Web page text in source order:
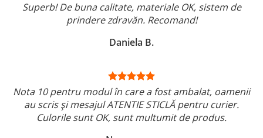
Superb! De buna calitate, materiale OK, sistem de
prindere zdravăn. Recomand!
Daniela B.
Nota 10 pentru modul în care a fost ambalat, oamenii
au scris și mesajul ATENTIE STICLĂ pentru curier.
Culorile sunt OK, sunt multumit de produs.